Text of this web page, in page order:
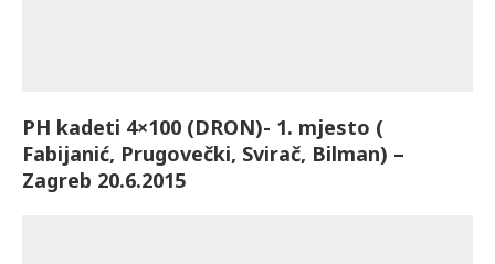
PH kadeti 4×100 (DRON)- 1. mjesto (
Fabijanić, Prugovečki, Svirač, Bilman) –
Zagreb 20.6.2015